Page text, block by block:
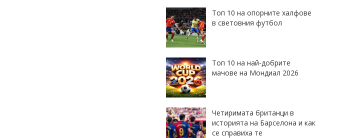
Топ 10 на опорните халфове
в световния футбол
Топ 10 на най-добрите
мачове на Мондиал 2026
Четиримата британци в
историята на Барселона и как
се справиха те